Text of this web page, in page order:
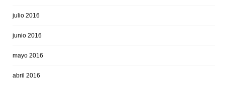
julio 2016
junio 2016
mayo 2016
abril 2016